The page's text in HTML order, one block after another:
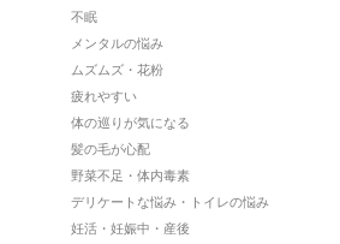
不眠
メンタルの悩み
ムズムズ・花粉
疲れやすい
体の巡りが気になる
髪の毛が心配
野菜不足・体内毒素
デリケートな悩み・トイレの悩み
妊活・妊娠中・産後